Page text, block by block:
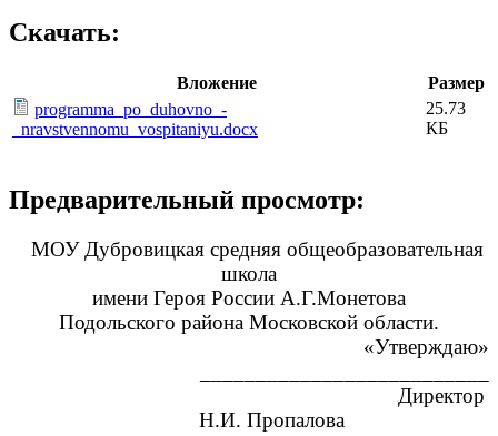
Скачать:
Вложение
Размер
programma_po_duhovno_-
_nravstvennomu_vospitaniyu.docx
25.73
КБ
Предварительный просмотр:
МОУ Дубровицкая средняя общеобразовательная
школа
имени Героя России А.Г.Монетова
Подольского района Московской области.
«Утверждаю»
Директор
Н.И. Пропалова